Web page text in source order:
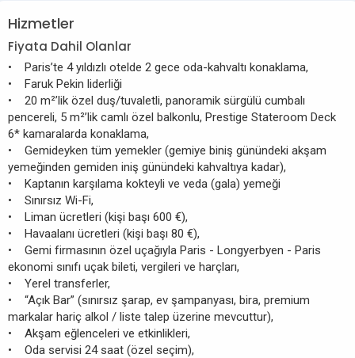
Hizmetler
Fiyata Dahil Olanlar
• Paris’te 4 yıldızlı otelde 2 gece oda-kahvaltı konaklama,
• Faruk Pekin liderliği
• 20 m²’lik özel duş/tuvaletli, panoramik sürgülü cumbalı
pencereli, 5 m²’lik camlı özel balkonlu, Prestige Stateroom Deck
6* kamaralarda konaklama,
• Gemideyken tüm yemekler (gemiye biniş günündeki akşam
yemeğinden gemiden iniş günündeki kahvaltıya kadar),
• Kaptanın karşılama kokteyli ve veda (gala) yemeği
• Sınırsız Wi-Fi,
• Liman ücretleri (kişi başı 600 €),
• Havaalanı ücretleri (kişi başı 80 €),
• Gemi firmasının özel uçağıyla Paris - Longyerbyen - Paris
ekonomi sınıfı uçak bileti, vergileri ve harçları,
• Yerel transferler,
• “Açık Bar” (sınırsız şarap, ev şampanyası, bira, premium
markalar hariç alkol / liste talep üzerine mevcuttur),
• Akşam eğlenceleri ve etkinlikleri,
• Oda servisi 24 saat (özel seçim),